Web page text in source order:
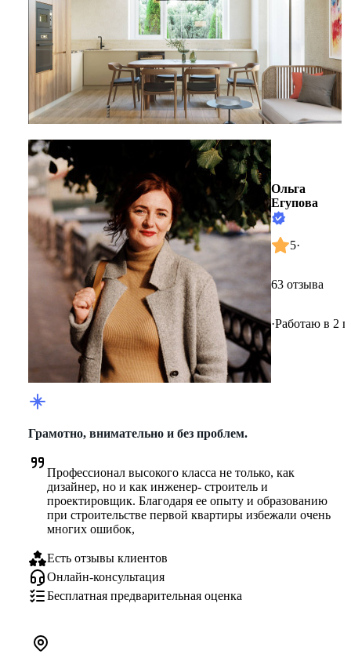
Ольга
Егупова
5·
63 отзыва
·Работаю в 2
Грамотно, внимательно и без проблем.
Профессионал высокого класса не только, как
дизайнер, но и как инженер- строитель и
проектировщик. Благодаря ее опыту и образованию
при строительстве первой квартиры избежали очень
многих ошибок,
Есть отзывы клиентов
Онлайн-консультация
Бесплатная предварительная оценка